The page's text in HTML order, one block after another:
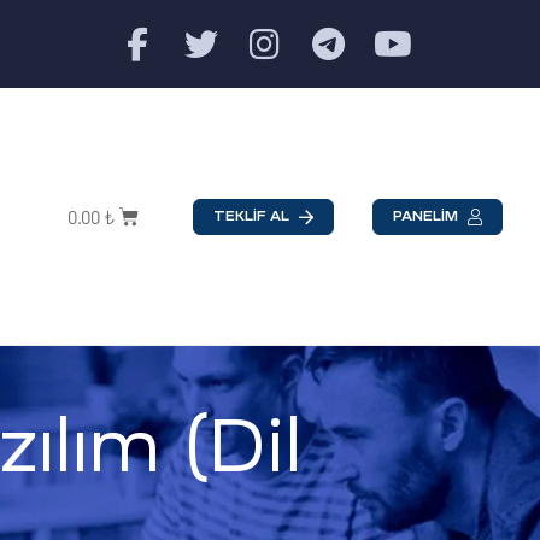
0.00 ₺ TEKLİF AL PANELİM
(Dil